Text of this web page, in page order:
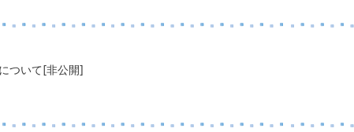
ついて[非公開]